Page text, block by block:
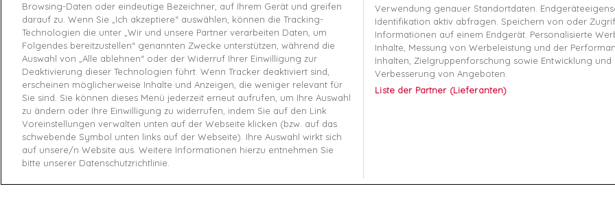
Artikel
Livraison
Echange et remboursement
Paiement sécurisé
Contactez-nous
Retourner ma commande
Unternehmen
Browsing-Daten oder eindeutige Bezeichner, auf Ihrem Gerät und greifen
darauf zu. Wenn Sie „Ich akzeptiere“ auswählen, können die Tracking-
Technologien die unter „Wir und unsere Partner verarbeiten Daten, um
Folgendes bereitzustellen“ genannten Zwecke unterstützen, während die
Auswahl von „Alle ablehnen“ oder der Widerruf Ihrer Einwilligung zur
Deaktivierung dieser Technologien führt. Wenn Tracker deaktiviert sind,
erscheinen möglicherweise Inhalte und Anzeigen, die weniger relevant für
Sie sind. Sie können dieses Menü jederzeit erneut aufrufen, um Ihre Auswahl
zu ändern oder Ihre Einwilligung zu widerrufen, indem Sie auf den Link
Voreinstellungen verwalten unten auf der Webseite klicken (bzw. auf das
schwebende Symbol unten links auf der Webseite). Ihre Auswahl wirkt sich
auf unsere/n Website aus. Weitere Informationen hierzu entnehmen Sie
bitte unserer Datenschutzrichtlinie.
Verwendung genauer Standortdaten.
Identifikation aktiv abfragen. Speichern von oder
Informationen auf einem Endgerät. Personalisierte
Inhalte, Messung von Werbeleistung und der
Inhalten, Zielgruppenforschung sowie Entwicklung und
Verbesserung von Angeboten.
Liste der Partner (Lieferanten)